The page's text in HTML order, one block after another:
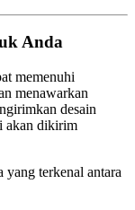
Anda
memenuhi
menawarkan
desain
akan dikirim
yang terkenal antara